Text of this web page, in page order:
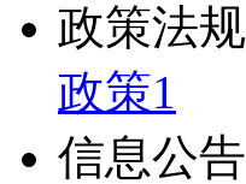
政策法规
政策1
信息公告